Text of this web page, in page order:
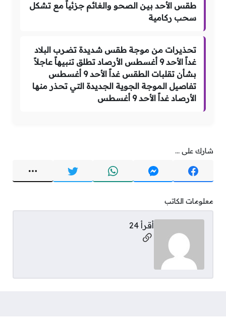
طقس الأحد بين الصحو والغائم جزئياً مع تشكل
سحب ركامية
تحذيرات من موجة طقس شديدة تضرب البلاد
غداً الأحد 9 أغسطس الأرصاد تطلق تنبيهاً عاجلاً
بشأن تقلبات الطقس غداً الأحد 9 أغسطس
تفاصيل الموجة الجوية الجديدة التي تحذر منها
الأرصاد غداً الأحد 9 أغسطس
شارك على ...
معلومات الكاتب
أقرأ 24
مواقع التواصل